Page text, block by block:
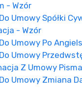
- Wzór
Umowy Spółki
- Wzór
Umowy Po
Umowy
Z Umowy
Umowy Zmiana